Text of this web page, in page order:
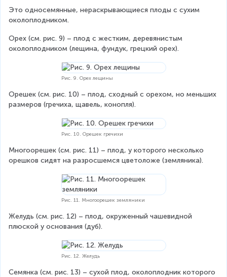
Это односемянные, нераскрывающиеся плоды с сухим
околоплодником.
Орех (см. рис. 9) – плод с жестким, деревянистым
околоплодником (лещина, фундук, грецкий орех).
Рис. 9. Орех лещины
Орешек (см. рис. 10) – плод, сходный с орехом, но меньших
размеров (гречиха, щавель, конопля).
Рис. 10. Орешек гречихи
Многоорешек (см. рис. 11) – плод, у которого несколько
орешков сидят на разросшемся цветоложе (земляника).
Рис. 11. Многоорешек земляники
Желудь (см. рис. 12) – плод, окруженный чашевидной
плюской у основания (дуб).
Рис. 12. Желудь
Семянка (см. рис. 13) – сухой плод, околоплодник которого